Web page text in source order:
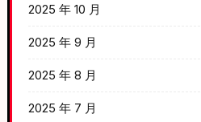
2025 年 10 月
2025 年 9 月
2025 年 8 月
2025 年 7 月